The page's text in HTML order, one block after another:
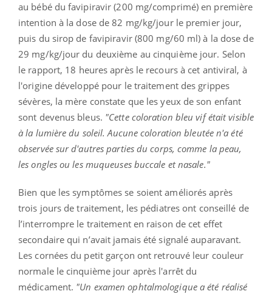
au bébé du favipiravir (200 mg/comprimé) en première
intention à la dose de 82 mg/kg/jour le premier jour,
puis du sirop de favipiravir (800 mg/60 ml) à la dose de
29 mg/kg/jour du deuxième au cinquième jour. Selon
le rapport, 18 heures après le recours à cet antiviral, à
l'origine développé pour le traitement des grippes
sévères, la mère constate que les yeux de son enfant
sont devenus bleus. "Cette coloration bleu vif était visible
à la lumière du soleil. Aucune coloration bleutée n'a été
observée sur d'autres parties du corps, comme la peau,
les ongles ou les muqueuses buccale et nasale."
Bien que les symptômes se soient améliorés après
trois jours de traitement, les pédiatres ont conseillé de
l’interrompre le traitement en raison de cet effet
secondaire qui n’avait jamais été signalé auparavant.
Les cornées du petit garçon ont retrouvé leur couleur
normale le cinquième jour après l'arrêt du
médicament. "Un examen ophtalmologique a été réalisé